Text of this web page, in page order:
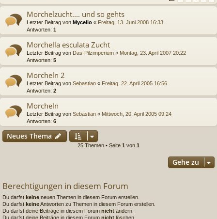
Morchelzucht.... und so gehts
Letzter Beitrag von Mycelio « Freitag, 13. Juni 2008 16:33
Antworten: 1
Morchella esculata Zucht
Letzter Beitrag von Das-Pilzimperium « Montag, 23. April 2007 20:22
Antworten: 5
Morcheln 2
Letzter Beitrag von Sebastian « Freitag, 22. April 2005 16:56
Antworten: 2
Morcheln
Letzter Beitrag von Sebastian « Mittwoch, 20. April 2005 09:24
Antworten: 6
Neues Thema
25 Themen • Seite 1 von 1
Gehe zu
Berechtigungen in diesem Forum
Du darfst keine neuen Themen in diesem Forum erstellen.
Du darfst keineAntworten zu Themen in diesem Forum erstellen.
Du darfst deine Beiträge in diesem Forum nicht ändern.
Du darfst deine Beiträge in diesem Forum nicht löschen.